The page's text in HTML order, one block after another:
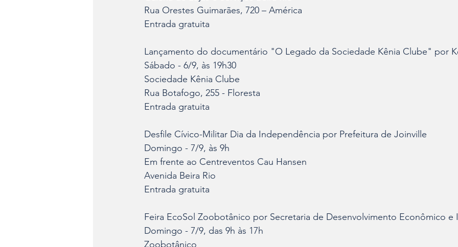
Rua Orestes Guimarães, 720 – América
Entrada gratuita
Lançamento do documentário "O Legado da Sociedade Kênia Clube" por
Sábado - 6/9, às 19h30
Sociedade Kênia Clube
Rua Botafogo, 255 - Floresta
Entrada gratuita
Desfile Cívico-Militar Dia da Independência por Prefeitura de Joinville
Domingo - 7/9, às 9h
Em frente ao Centreventos Cau Hansen
Avenida Beira Rio
Entrada gratuita
Feira EcoSol Zoobotânico por Secretaria de Desenvolvimento Econômico e
Domingo - 7/9, das 9h às 17h
Zoobotânico